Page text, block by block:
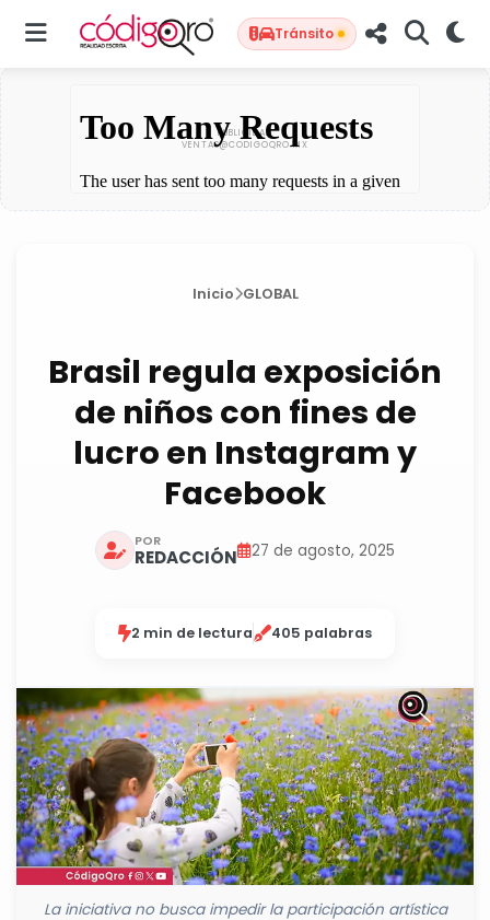
Tránsito
Inicio GLOBAL
Brasil regula exposición
de niños con fines de
lucro en Instagram y
Facebook
POR
REDACCIÓN 27 de agosto, 2025
2 min de lectura 405 palabras
La iniciativa no busca impedir la participación artística